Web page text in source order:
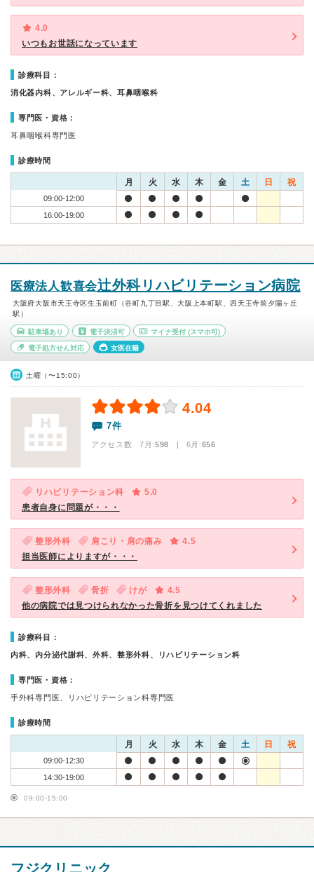
4.0
いつもお世話になっています
診療科目：
消化器内科、アレルギー科、耳鼻咽喉科
専門医・資格：
耳鼻咽喉科専門医
診療時間
月 火 水 木 金 土 日 祝
09:00-12:00
16:00-19:00
医療法人歓喜会辻外科リハビリテーション病院
大阪府大阪市天王寺区生玉前町（谷町九丁目駅、大阪上本町駅、四天王寺前夕陽ヶ丘
駅）
駐車場あり 電子決済可 マイナ受付 (スマホ可)
電子処方せん対応 女医在籍
土曜（〜15:00）
4.04
7件
アクセス数 7月:598 | 6月:656
リハビリテーション科
5.0
患者自身に問題が・・・
整形外科 肩こり・肩の痛み
4.5
担当医師によりますが・・・
整形外科 骨折 けが
4.5
他の病院では見つけられなかった骨折を見つけてくれました
診療科目：
内科、内分泌代謝科、外科、整形外科、リハビリテーション科
専門医・資格：
手外科専門医、リハビリテーション科専門医
診療時間
月 火 水 木 金 土 日 祝
09:00-12:30
14:30-19:00
09:00-15:00
フジクリニック